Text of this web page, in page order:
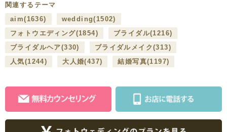
関連するテーマ
aim(1636) wedding(1502)
フォトウエディング(1854) ブライダル(1216)
ブライダルヘア(330) ブライダルメイク(313)
人気(1244) 大人婚(437) 結婚写真(1197)